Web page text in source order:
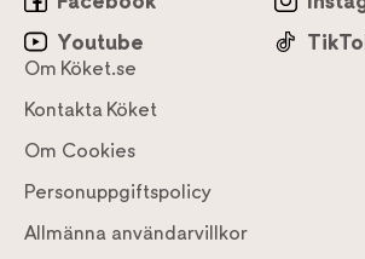
Youtube
Om Köket.se
Kontakta Köket
Om Cookies
Personuppgiftspolicy
Allmänna användarvillkor